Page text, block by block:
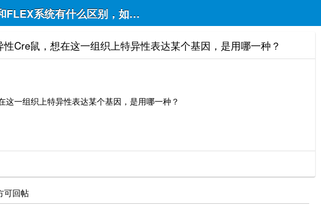
系统有什么区别，如果有组织特异性Cre鼠，想在这一组织
Cre鼠，想在这一组织上特异性表达某个基因，是用哪一种？
一组织上特异性表达某个基因，是用哪一种？
可回帖